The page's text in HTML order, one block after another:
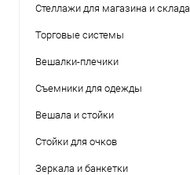
Стеллажи для магазина и склада
Торговые системы
Вешалки-плечики
Съемники для одежды
Вешала и стойки
Стойки для очков
Зеркала и банкетки